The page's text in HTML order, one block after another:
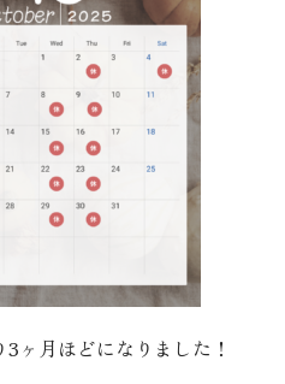
ヶ月ほどになりました！